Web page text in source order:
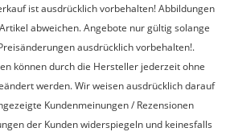
ist ausdrücklich vorbehalten! Abbildungen
abweichen. Angebote nur gültig solange
ausdrücklich vorbehalten!.
können durch die Hersteller jederzeit ohne
werden. Wir weisen ausdrücklich darauf
Kundenmeinungen / Rezensionen
der Kunden widerspiegeln und keinesfalls